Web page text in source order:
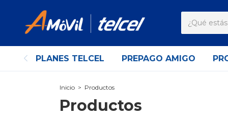
PLANES TELCEL PREPAGO AMIGO
Inicio > Productos
Productos